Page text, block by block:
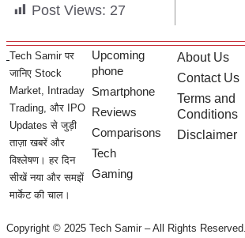
Post Views: 27
Tech Samir पर
जानिए Stock
Market, Intraday
Trading, और IPO
Updates से जुड़ी
ताज़ा खबरें और
विश्लेषण। हर दिन
सीखें नया और समझें
मार्केट की चाल।
Upcoming
phone
Smartphone
Reviews
Comparisons
Tech
Gaming
About Us
Contact Us
Terms and
Conditions
Disclaimer
Copyright © 2025 Tech Samir – All Rights Reserved.